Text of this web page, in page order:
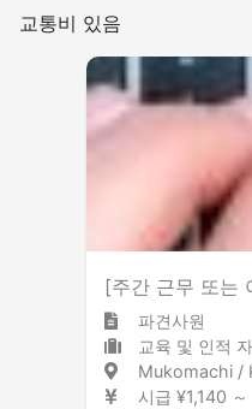
교통비 있음
[주간 근무 또는
파견사원
교육 및 인적 자원 서비
Mukomachi / Kyoto
시급 ¥1,140 ～